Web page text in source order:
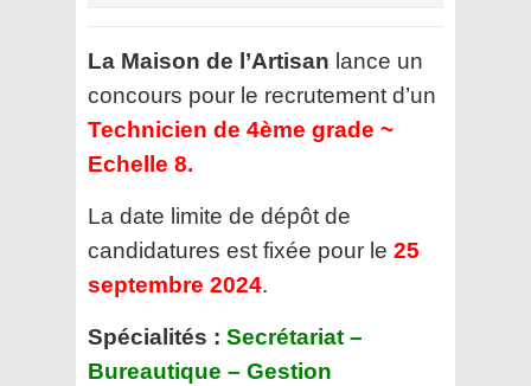
La Maison de l’Artisan lance un
concours pour le recrutement d’un
Technicien de 4ème grade ~
Echelle 8.
La date limite de dépôt de
candidatures est fixée pour le 25
septembre 2024.
Spécialités : Secrétariat –
Bureautique – Gestion